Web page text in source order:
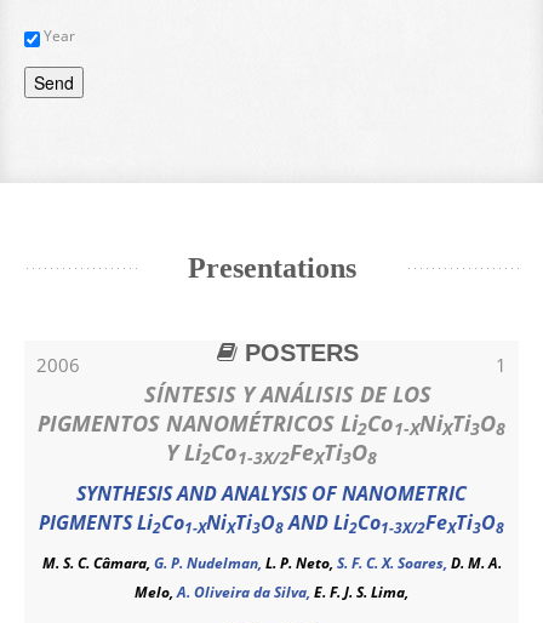
Year
Send
Presentations
2006 1
POSTERS
SÍNTESIS Y ANÁLISIS DE LOS
PIGMENTOS NANOMÉTRICOS Li2Co1-XNiXTi3O8
Y Li2Co1-3X/2FeXTi3O8
SYNTHESIS AND ANALYSIS OF NANOMETRIC
PIGMENTS Li2Co1-XNiXTi3O8AND Li2Co1-3X/2FeXTi3O8
M. S. C. Câmara, G. P. Nudelman, L. P. Neto, S. F. C. X. Soares, D. M. A.
Melo,A. Oliveira da Silva, E. F. J. S. Lima,